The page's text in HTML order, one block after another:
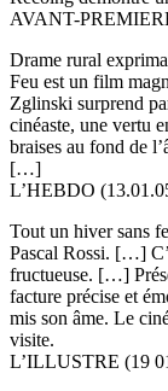
AVANT-
Drame rural
Feu est un film
Zglinski surprend
cinéaste, une vertu
braises au fond de
[…]
L’HEBDO
Tout un hiver sans
Pascal Rossi. […]
fructueuse. […]
facture précise et
mis son âme. Le
visite.
L’ILLUSTRE (19